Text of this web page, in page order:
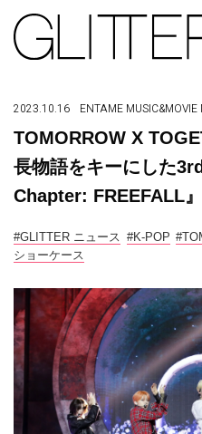
2023.10.16 ENTAME MUSIC&MOVIE
TOMORROW X
長物語をキーにした
Chapter: FREEFALL
#GLITTER ニュース #K-POP
ショーケース